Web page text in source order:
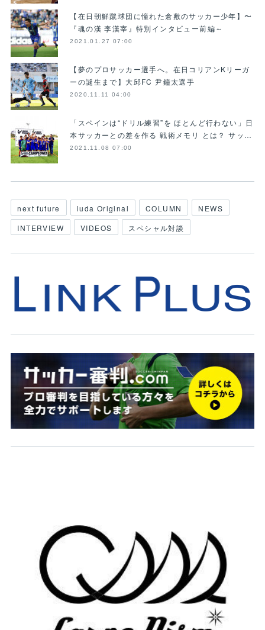
【在日朝鮮蹴球団に憧れた倉敷のサッカー少年】〜
『魂の漢 李漢宰』特別インタビュー前編～
2021.01.27 07:00
【夢のプロサッカー選手へ。在日コリアンKリーガ
ーの誕生まで】大邱FC 尹鐘太選手
2020.11.11 04:00
「スペインは“ドリル練習”を ほとんど行わない」日
本サッカーとの差を作る 戦術メモリ とは？ サッ…
2021.11.08 07:00
next future iuda Original COLUMN
NEWS
INTERVIEW
VIDEOS スペシャル対談